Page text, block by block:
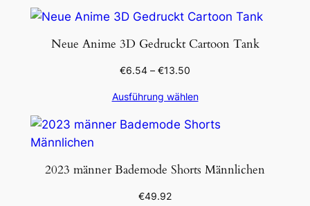
Neue Anime 3D Gedruckt Cartoon Tank
€6.54 – €13.50
Ausführung wählen
2023 männer Bademode Shorts Männlichen
€49.92